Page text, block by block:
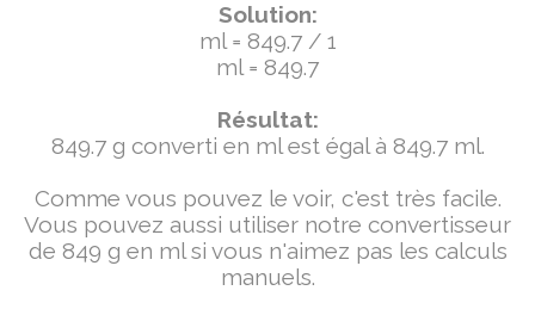
Solution:
ml = 849.7 / 1
ml = 849.7
Résultat:
849.7 g converti en ml est égal à 849.7 ml.
Comme vous pouvez le voir, c'est très facile.
Vous pouvez aussi utiliser notre convertisseur
de 849 g en ml si vous n'aimez pas les calculs
manuels.